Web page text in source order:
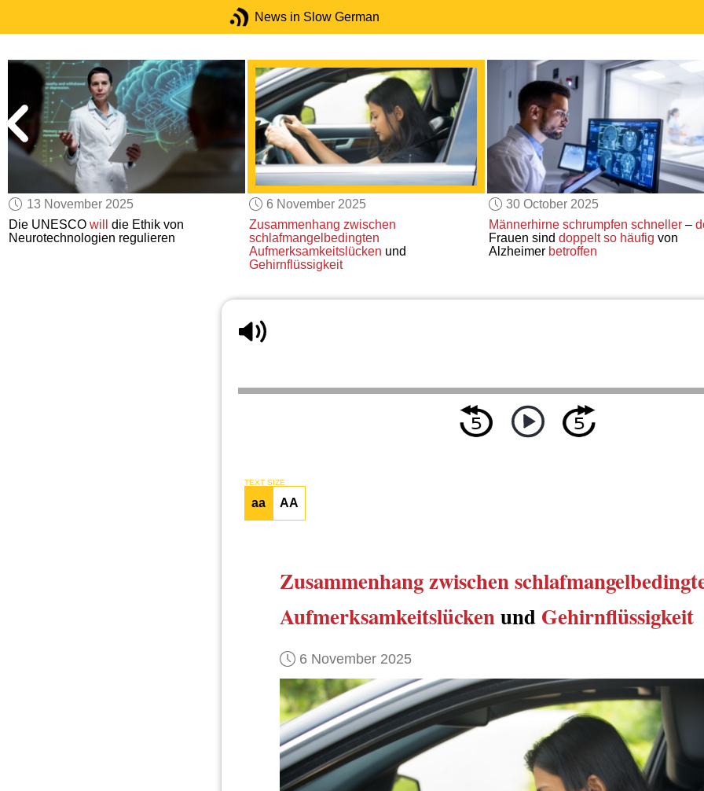
News in Slow German
13 November 2025
Die UNESCOwill
die Ethik von
Neurotechnologien regulieren
6 November 2025
Zusammenhang zwischen
schlafmangelbedingten
Aufmerksamkeitslücken und
Gehirnflüssigkeit
30 October 2025
Männerhirne schrumpfen schneller–
Frauen sind doppelt so häufig von
Alzheimer betroffen
TEXT SIZE
aa AA
Zusammenhang zwischen
Aufmerksamkeitslückenund Gehirnflüssigkeit
6 November 2025